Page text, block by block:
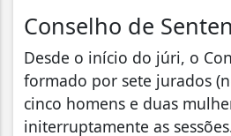
Conselho de
Desde o início do júri, o
formado por sete jurados
cinco homens e duas
initerruptamente as